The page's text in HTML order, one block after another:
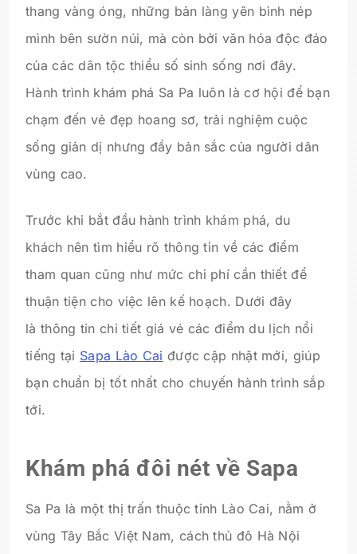
thang vàng óng, những bản làng yên bình nép
mình bên sườn núi, mà còn bởi văn hóa độc đáo
của các dân tộc thiểu số sinh sống nơi đây.
Hành trình khám phá Sa Pa luôn là cơ hội để bạn
chạm đến vẻ đẹp hoang sơ, trải nghiệm cuộc
sống giản dị nhưng đầy bản sắc của người dân
vùng cao.
Trước khi bắt đầu hành trình khám phá, du
khách nên tìm hiểu rõ thông tin về các điểm
tham quan cũng như mức chi phí cần thiết để
thuận tiện cho việc lên kế hoạch. Dưới đây
là thông tin chi tiết giá vé các điểm du lịch nổi
tiếng tại Sapa Lào Cai được cập nhật mới, giúp
bạn chuẩn bị tốt nhất cho chuyến hành trình sắp
tới.
Khám phá đôi nét về Sapa
Sa Pa là một thị trấn thuộc tỉnh Lào Cai, nằm ở
vùng Tây Bắc Việt Nam, cách thủ đô Hà Nội